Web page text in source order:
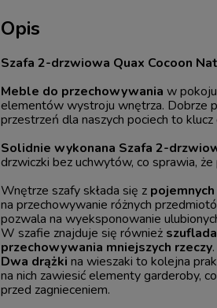
Opis
Szafa 2-drzwiowa Quax Cocoon
Meble do przechowywania w
elementów wystroju wnętrza. Dobrze
przestrzeń dla naszych pociech to klucz
Solidnie wykonana Szafa 2-
drzwiczki bez uchwytów, co sprawia,
Wnętrze szafy składa się z pojemnych
na przechowywanie różnych
pozwala na wyeksponowanie
W szafie znajduje się również
przechowywania mniejszych rzeczy.
Dwa drążki na wieszaki to kolejna
na nich zawiesić elementy garderoby,
przed zagnieceniem.